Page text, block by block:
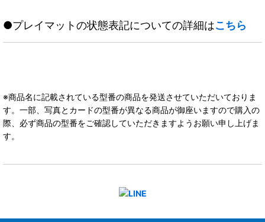
●プレイマットの状態表記についての詳細はこちら
※商品名に記載されている型番の商品を発送させていただいておりま
す。一部、写真とカードの型番が異なる商品が御座いますので購入の
際、必ず商品の型番をご確認していただきますようお願い申し上げま
す。